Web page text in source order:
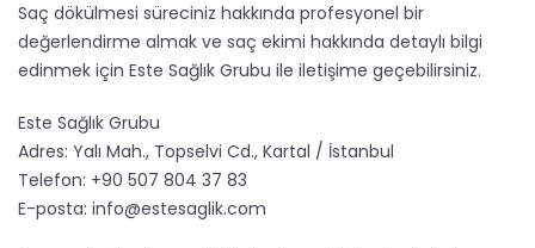
Saç dökülmesi süreciniz hakkında profesyonel bir
değerlendirme almak ve saç ekimi hakkında detaylı bilgi
edinmek için Este Sağlık Grubu ile iletişime geçebilirsiniz.
Este Sağlık Grubu
Adres: Yalı Mah., Topselvi Cd., Kartal / İstanbul
Telefon: +90 507 804 37 83
E-posta: info@estesaglik.com